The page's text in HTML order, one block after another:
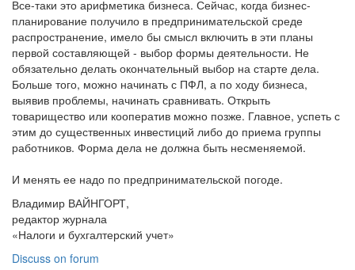
Все-таки это арифметика бизнеса. Сейчас, когда бизнес-
планирование получило в предпринимательской среде
распространение, имело бы смысл включить в эти планы
первой составляющей - выбор формы деятельности. Не
обязательно делать окончательный выбор на старте дела.
Больше того, можно начинать с ПФЛ, а по ходу бизнеса,
выявив проблемы, начинать сравнивать. Открыть
товарищество или кооператив можно позже. Главное, успеть с
этим до существенных инвестиций либо до приема группы
работников. Форма дела не должна быть несменяемой.
И менять ее надо по предпринимательской погоде.
Владимир ВАЙНГОРТ,
редактор журнала
«Налоги и бухгалтерский учет»
Discuss on forum